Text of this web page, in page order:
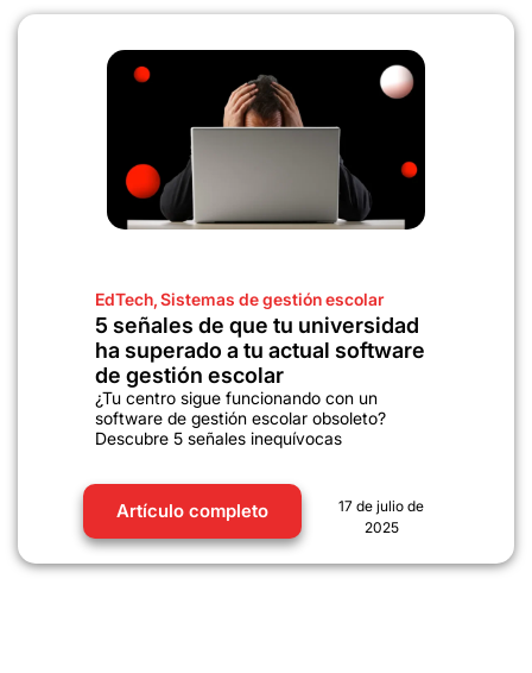
EdTech,Sistemas de gestión escolar
5 señales de que tu universidad
ha superado a tu actual software
de gestión escolar
¿Tu centro sigue funcionando con un
software de gestión escolar obsoleto?
Descubre 5 señales inequívocas
Artículo completo
17 de julio de
2025